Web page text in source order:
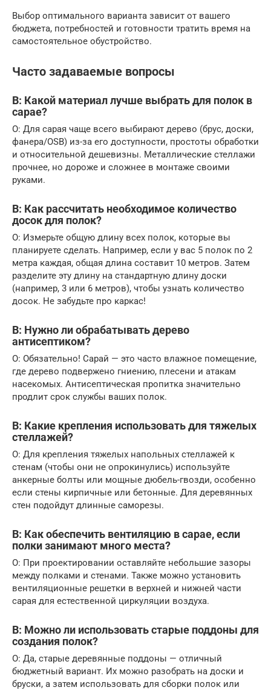
Выбор оптимального варианта зависит от вашего
бюджета, потребностей и готовности тратить время на
самостоятельное обустройство.
Часто задаваемые вопросы
В: Какой материал лучше выбрать для полок в
сарае?
О: Для сарая чаще всего выбирают дерево (брус, доски,
фанера/OSB) из-за его доступности, простоты обработки
и относительной дешевизны. Металлические стеллажи
прочнее, но дороже и сложнее в монтаже своими
руками.
В: Как рассчитать необходимое количество
досок для полок?
О: Измерьте общую длину всех полок, которые вы
планируете сделать. Например, если у вас 5 полок по 2
метра каждая, общая длина составит 10 метров. Затем
разделите эту длину на стандартную длину доски
(например, 3 или 6 метров), чтобы узнать количество
досок. Не забудьте про каркас!
В: Нужно ли обрабатывать дерево
антисептиком?
О: Обязательно! Сарай — это часто влажное помещение,
где дерево подвержено гниению, плесени и атакам
насекомых. Антисептическая пропитка значительно
продлит срок службы ваших полок.
В: Какие крепления использовать для тяжелых
стеллажей?
О: Для крепления тяжелых напольных стеллажей к
стенам (чтобы они не опрокинулись) используйте
анкерные болты или мощные дюбель-гвозди, особенно
если стены кирпичные или бетонные. Для деревянных
стен подойдут длинные саморезы.
В: Как обеспечить вентиляцию в сарае, если
полки занимают много места?
О: При проектировании оставляйте небольшие зазоры
между полками и стенами. Также можно установить
вентиляционные решетки в верхней и нижней части
сарая для естественной циркуляции воздуха.
В: Можно ли использовать старые поддоны для
создания полок?
О: Да, старые деревянные поддоны — отличный
бюджетный вариант. Их можно разобрать на доски и
бруски, а затем использовать для сборки полок или